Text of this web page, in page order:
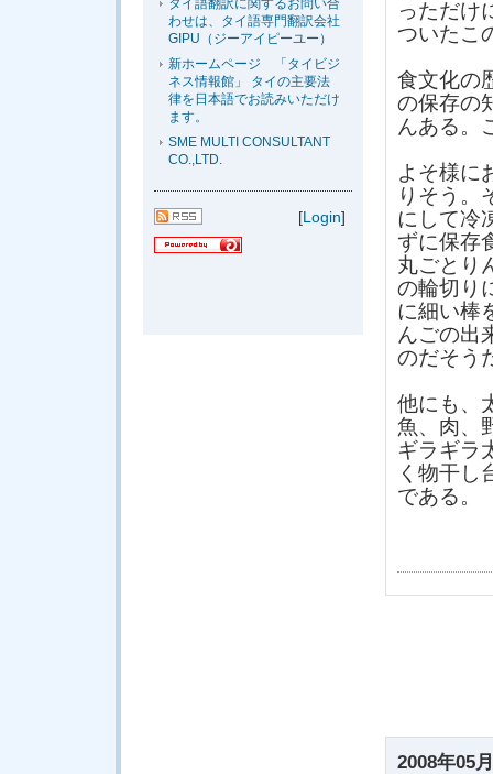
っただけ
ついたこ
食文化の
の保存の
んある。
よそ様に
りそう。
にして冷
ずに保存
丸ごとり
の輪切り
に細い棒
んごの出
のだそう
他にも、
魚、肉、
ギラギラ
く物干し
である。
2008年05
タイ語翻訳に関するお問い合
わせは、タイ語専門翻訳会社
GIPU（ジーアイピーユー）
新ホームページ 「タイビジ
ネス情報館」 タイの主要法
律を日本語でお読みいただけ
ます。
SME MULTI CONSULTANT
CO.,LTD.
[Login]